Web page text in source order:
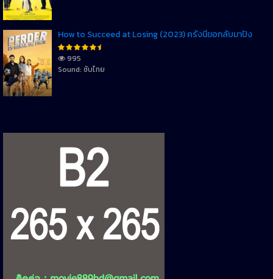
How to Succeed at Losing (2023) ครั้งนี้ขอกลับมาปัง
995
Sound: ซับไทย